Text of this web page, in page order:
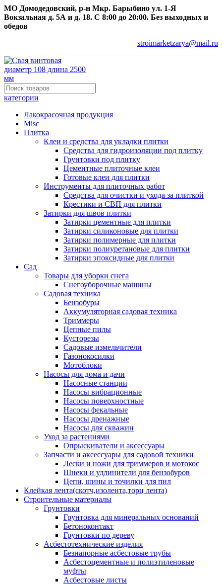
МО Домодедовский, р-н Мкр. Барыбино ул. 1-Я
Вокзальная д. 5А и д. 18. С 8:00 до 20:00. Без выходных и
обедов
stroimarketzarya@mail.ru
категории
Лакокрасочная продукция
Misc
Плитка
Клеи и средства для укладки плитки
Средства для гидроизоляции под плитку
Грунтовки под плитку
Цементные плиточные клеи
Готовые клеи для плитки
Инструменты для плиточных работ
Средства для очистки и ухода за плиткой
Крестики и СВП для плитки
Затирки для швов плитки
Затирки цементные для плитки
Затирки силиконовые для плитки
Затирки полимерные для плитки
Затирки полиуретановые для плитки
Затирки эпоксидные для плитки
Сад
Товары для уборки снега
Снегоуборочные машины
Садовая техника
Бензобуры
Аккумуляторная садовая техника
Триммеры
Цепные пилы
Кусторезы
Садовые измельчители
Газонокосилки
Мотоблоки
Насосы для дома и дачи
Насосные станции
Насосы вибрационные
Насосы поверхностные
Насосы фекальные
Насосы дренажные
Насосы для скважин
Уход за растениями
Опрыскиватели и аксессуары
Запчасти и аксессуары для садовой техники
Лески и ножи для триммеров и мотокос
Шнеки и удлинители для бензобуров
Цепи, шины и точилки для пил
Клейкая лента(скотч,изолента,торц лента)
Строительные материалы
Грунтовки
Грунтовка для минеральных оснований
Бетоноконтакт
Грунтовки по дереву
Асбестотехнические изделия
Безнапорные асбестовые трубы
Асбестоцементные и полиэтиленовые
муфты
Асбестовые листы